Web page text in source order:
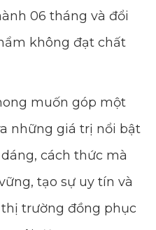
06 tháng và đổi
không đạt chất
muốn góp một
những giá trị nổi bật
cách thức mà
tạo sự uy tín và
trường đồng phục